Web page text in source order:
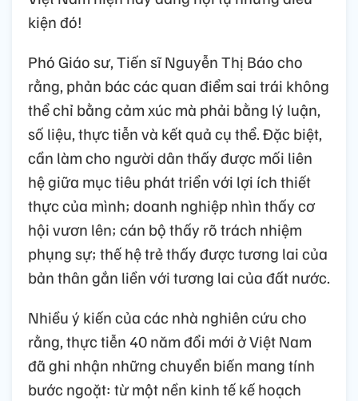
kiện đó!
Phó Giáo sư, Tiến sĩ Nguyễn Thị Báo cho
rằng, phản bác các quan điểm sai trái không
thể chỉ bằng cảm xúc mà phải bằng lý luận,
số liệu, thực tiễn và kết quả cụ thể. Đặc biệt,
cần làm cho người dân thấy được mối liên
hệ giữa mục tiêu phát triển với lợi ích thiết
thực của mình; doanh nghiệp nhìn thấy cơ
hội vươn lên; cán bộ thấy rõ trách nhiệm
phụng sự; thế hệ trẻ thấy được tương lai của
bản thân gắn liền với tương lai của đất nước.
Nhiều ý kiến của các nhà nghiên cứu cho
rằng, thực tiễn 40 năm đổi mới ở Việt Nam
đã ghi nhận những chuyển biến mang tính
bước ngoặt: từ một nền kinh tế kế hoạch